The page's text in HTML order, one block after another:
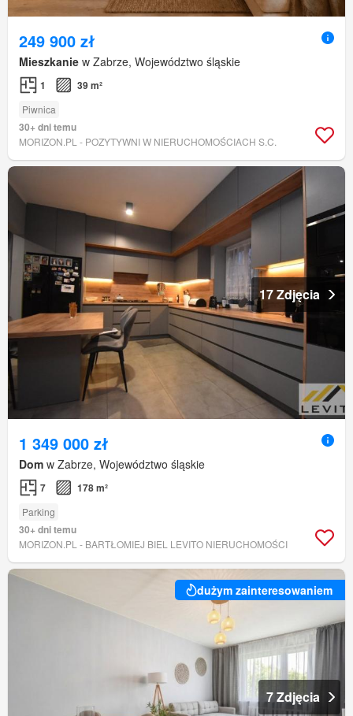
249 900 zł
Mieszkanie w Zabrze, Województwo śląskie
1 39 m²
Piwnica
30+ dni temu
MORIZON.PL - POZYTYWNI W NIERUCHOMOŚCIACH S.C.
17 Zdjęcia
1 349 000 zł
Dom w Zabrze, Województwo śląskie
7 178 m²
Parking
30+ dni temu
MORIZON.PL - BARTŁOMIEJ BIEL LEVITO NIERUCHOMOŚCI
dużym zainteresowaniem
7 Zdjęcia